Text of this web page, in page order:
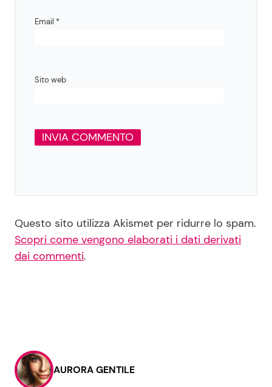
Email *
Sito web
Questo sito utilizza Akismet per ridurre lo spam.
Scopri come vengono elaborati i dati derivati
dai commenti.
AURORA GENTILE